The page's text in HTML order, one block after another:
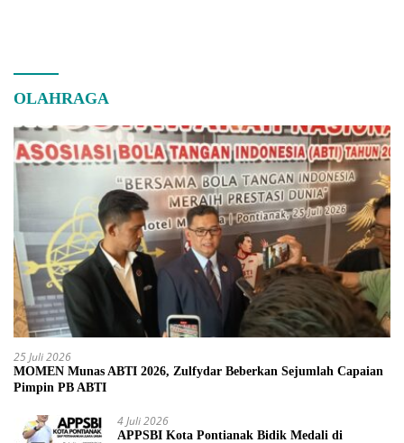
OLAHRAGA
25 Juli 2026
MOMEN Munas ABTI 2026, Zulfydar Beberkan Sejumlah Capaian
Pimpin PB ABTI
4 Juli 2026
APPSBI Kota Pontianak Bidik Medali di